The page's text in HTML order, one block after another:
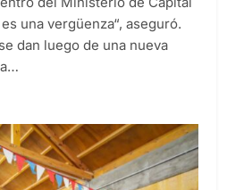
una vergüenza“, aseguró.
dan luego de una nueva